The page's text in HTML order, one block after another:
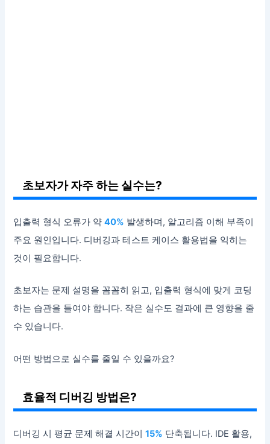
초보자가 자주 하는 실수는?
입출력 형식 오류가 약40% 발생하며, 알고리즘 이해 부족이
주요 원인입니다. 디버깅과 테스트 케이스 활용법을 익히는
것이 필요합니다.
초보자는 문제 설명을 꼼꼼히 읽고, 입출력 형식에 맞게 코딩
하는 습관을 들여야 합니다. 작은 실수도 결과에 큰 영향을 줄
수 있습니다.
어떤 방법으로 실수를 줄일 수 있을까요?
효율적 디버깅 방법은?
디버깅 시 평균 문제 해결 시간이15% 단축됩니다. IDE 활용,